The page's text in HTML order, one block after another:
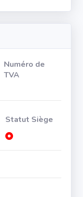
Numéro de
TVA
Statut Siège